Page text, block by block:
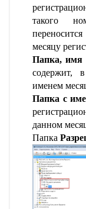
такого
месяцу
Папка, имя
содержит,
именем
Папка с
данном
Папка